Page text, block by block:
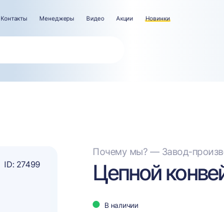
Контакты Менеджеры Видео Акции Новинки
ID: 27499
Почему мы? — Завод-
Цепной
В наличии